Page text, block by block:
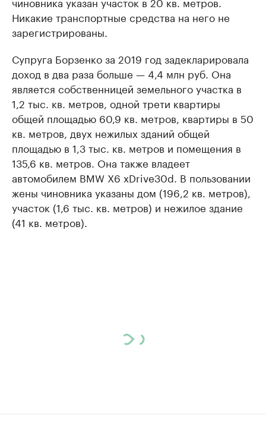
Никакие транспортные средства на него не
зарегистрированы.
Супруга Борзенко за 2019 год задекларировала
доход в два раза больше — 4,4 млн руб. Она
является собственницей земельного участка в
1,2 тыс. кв. метров, одной трети квартиры
общей площадью 60,9 кв. метров, квартиры в 50
кв. метров, двух нежилых зданий общей
площадью в 1,3 тыс. кв. метров и помещения в
135,6 кв. метров. Она также владеет
автомобилем BMW X6 xDrive30d. В пользовании
жены чиновника указаны дом (196,2 кв. метров),
участок (1,6 тыс. кв. метров) и нежилое здание
(41 кв. метров).